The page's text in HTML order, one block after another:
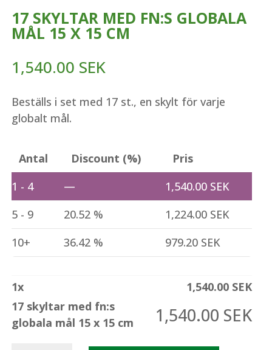
17 SKYLTAR MED FN:S GLOBALA
MÅL 15 X 15 CM
1,540.00 SEK
Beställs i set med 17 st., en skylt för varje
globalt mål.
Antal Discount (%)
Pris
1 - 4
— 1,540.00 SEK
5 - 9
20.52 % 1,224.00 SEK
10+
36.42 % 979.20 SEK
1x 1,540.00 SEK
17 skyltar med fn:s
globala mål 15 x 15 cm
1,540.00 SEK